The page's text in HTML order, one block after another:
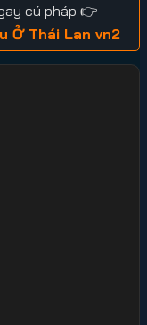
cú pháp 👉
Ở Thái Lan vn2